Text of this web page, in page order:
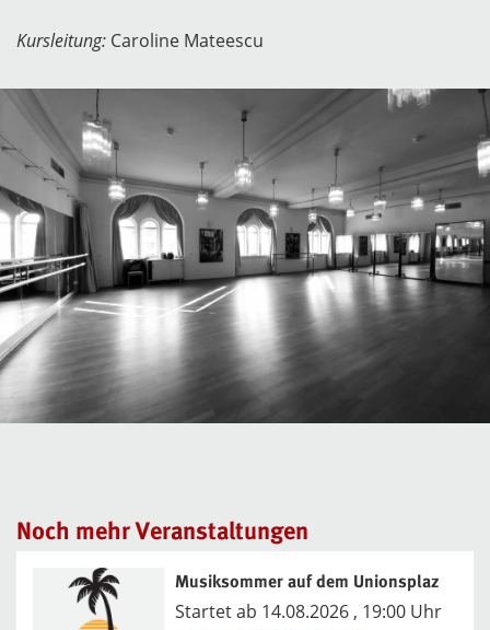
Kursleitung: Caroline Mateescu
Noch mehr Veranstaltungen
Musiksommer auf dem Unionsplaz
Startet ab 14.08.2026 , 19:00 Uhr